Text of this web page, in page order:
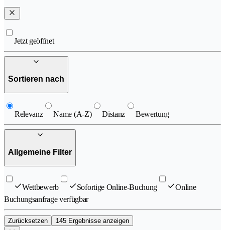
Jetzt geöffnet
Sortieren nach
Relevanz Name (A-Z) Distanz Bewertung
Allgemeine Filter
Wettbewerb Sofortige Online-Buchung
Online
Buchungsanfrage verfügbar
Zurücksetzen 145 Ergebnisse anzeigen